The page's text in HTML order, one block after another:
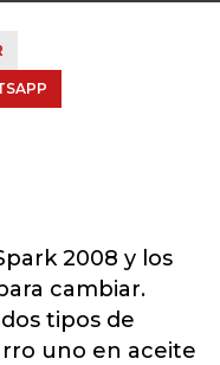
2008 y los
cambiar.
tipos de
uno en aceite